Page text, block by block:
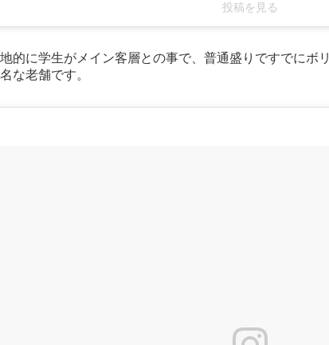
投稿を見る
的に学生がメイン客層との事で、普通盛りですでにボ
な老舗です。